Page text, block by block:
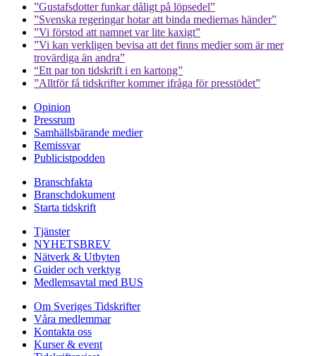
”Gustafsdotter funkar dåligt på löpsedel”
”Svenska regeringar hotar att binda mediernas händer”
”Vi förstod att namnet var lite kaxigt”
”Vi kan verkligen bevisa att det finns medier som är mer
trovärdiga än andra”
“Ett par ton tidskrift i en kartong”
”Alltför få tidskrifter kommer ifråga för presstödet”
Opinion
Pressrum
Samhällsbärande medier
Remissvar
Publicistpodden
Branschfakta
Branschdokument
Starta tidskrift
Tjänster
NYHETSBREV
Nätverk & Utbyten
Guider och verktyg
Medlemsavtal med BUS
Om Sveriges Tidskrifter
Våra medlemmar
Kontakta oss
Kurser & event